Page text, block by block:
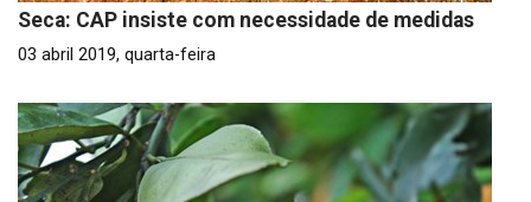
Seca: CAP insiste com necessidade de medidas
03 abril 2019, quarta-feira